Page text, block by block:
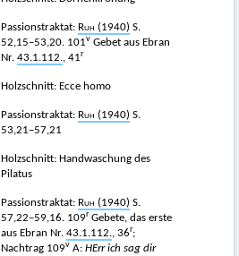
Passionstraktat: Ruh (1940) S.
52,15−53,20. 101v Gebet aus Ebran
Nr. 43.1.112., 41r
Holzschnitt: Ecce homo
Passionstraktat: Ruh (1940) S.
53,21−57,21
Holzschnitt: Handwaschung des
Pilatus
Passionstraktat: Ruh (1940) S.
57,22−59,16. 109r Gebete, das erste
aus Ebran Nr. 43.1.112., 36r;
Nachtrag 109v A: HErr ich sag dir